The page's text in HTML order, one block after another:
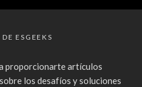
ESGEEKS
proporcionarte artículos
los desafíos y soluciones